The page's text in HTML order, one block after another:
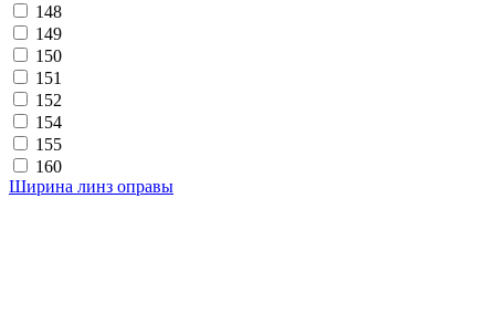
148
149
150
151
152
154
155
160
Ширина линз оправы